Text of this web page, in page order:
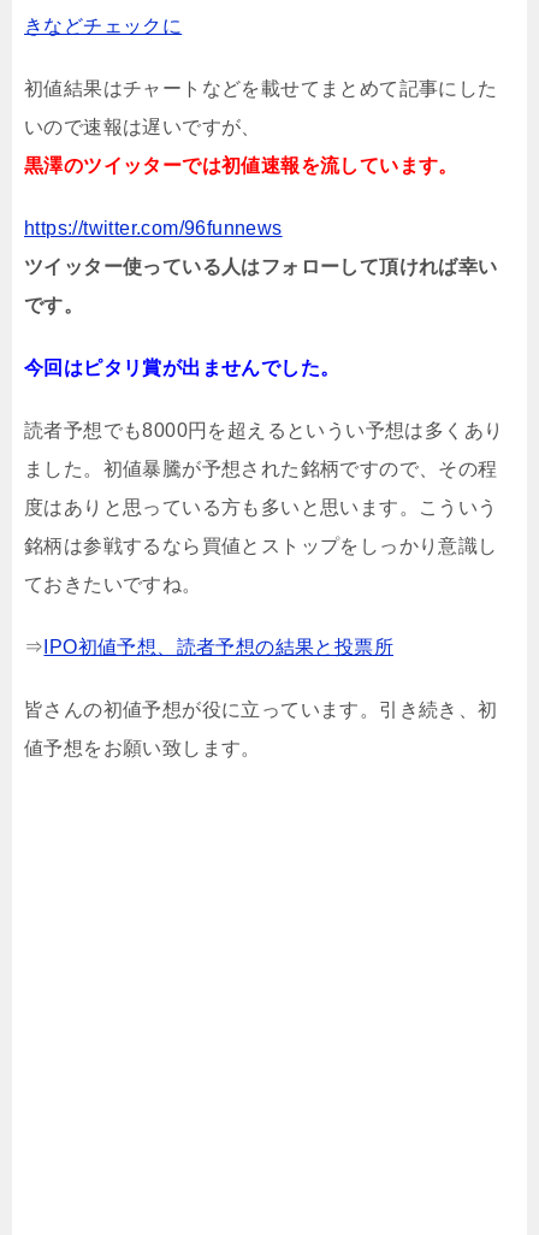
きなどチェックに
初値結果はチャートなどを載せてまとめて記事にした
いので速報は遅いですが、
黒澤のツイッターでは初値速報を流しています。
https://twitter.com/96funnews
ツイッター使っている人はフォローして頂ければ幸い
です。
今回はピタリ賞が出ませんでした。
読者予想でも8000円を超えるというい予想は多くあり
ました。初値暴騰が予想された銘柄ですので、その程
度はありと思っている方も多いと思います。こういう
銘柄は参戦するなら買値とストップをしっかり意識し
ておきたいですね。
⇒ IPO初値予想、読者予想の結果と投票所
皆さんの初値予想が役に立っています。引き続き、初
値予想をお願い致します。